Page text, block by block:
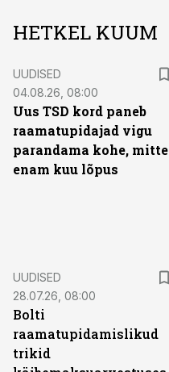
HETKEL KUUM
UUDISED
04.08.26, 08:00
Uus TSD kord paneb
raamatupidajad vigu
parandama kohe, mitte
enam kuu lõpus
UUDISED
28.07.26, 08:00
Bolti
raamatupidamislikud
trikid